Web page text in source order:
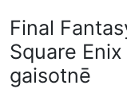
Final
Square
gaisotnē